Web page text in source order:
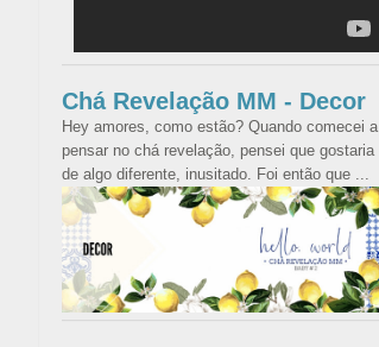
Chá Revelação MM - Decor
Hey amores, como estão? Quando comecei a
pensar no chá revelação, pensei que gostaria
de algo diferente, inusitado. Foi então que ...